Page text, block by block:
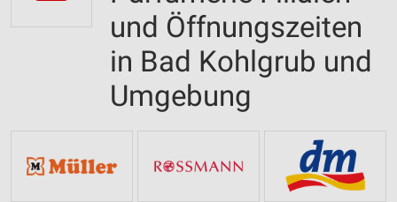
und Öffnungszeiten
in Bad Kohlgrub und
Umgebung